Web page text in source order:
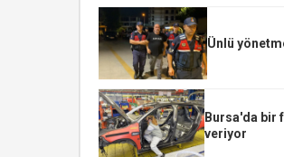
Ünlü
Bursa'da bir
veriyor